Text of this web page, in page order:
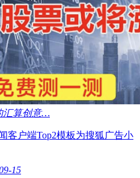
汇算创意…
客户端Top2模板为搜狐广告小
15